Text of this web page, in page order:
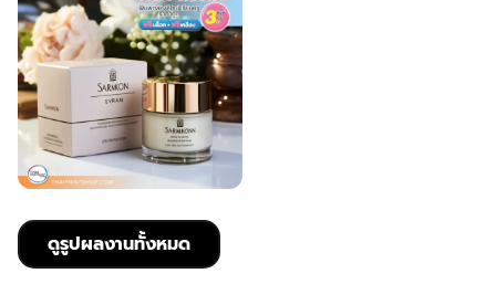
ดูรูปผลงานทั้งหมด